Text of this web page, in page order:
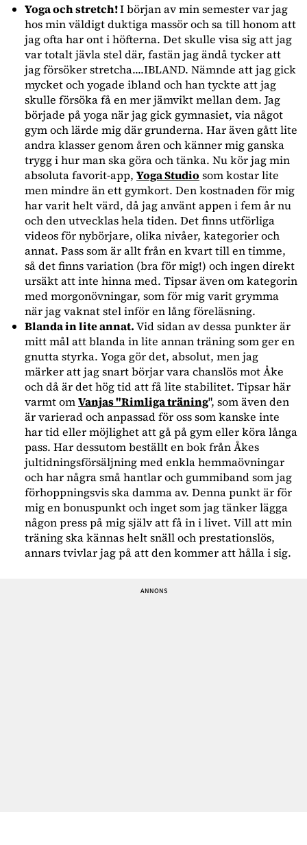
Yoga och stretch!I början av min semester var jag
hos min väldigt duktiga massör och sa till honom att
jag ofta har ont i höfterna. Det skulle visa sig att jag
var totalt jävla stel där, fastän jag ändå tycker att
jag försöker stretcha....IBLAND. Nämnde att jag gick
mycket och yogade ibland och han tyckte att jag
skulle försöka få en mer jämvikt mellan dem. Jag
började på yoga när jag gick gymnasiet, via något
gym och lärde mig där grunderna. Har även gått lite
andra klasser genom åren och känner mig ganska
trygg i hur man ska göra och tänka. Nu kör jag min
absoluta favorit-app, Yoga Studio som kostar lite
men mindre än ett gymkort. Den kostnaden för mig
har varit helt värd, då jag använt appen i fem år nu
och den utvecklas hela tiden. Det finns utförliga
videos för nybörjare, olika nivåer, kategorier och
annat. Pass som är allt från en kvart till en timme,
så det finns variation (bra för mig!) och ingen direkt
ursäkt att inte hinna med. Tipsar även om kategorin
med morgonövningar, som för mig varit grymma
när jag vaknat stel inför en lång föreläsning.
Blanda in lite annat.Vid sidan av dessa punkter är
mitt mål att blanda in lite annan träning som ger en
gnutta styrka. Yoga gör det, absolut, men jag
märker att jag snart börjar vara chanslös mot Åke
och då är det hög tid att få lite stabilitet. Tipsar här
varmt omVanjas "Rimliga träning", som även den
är varierad och anpassad för oss som kanske inte
har tid eller möjlighet att gå på gym eller köra långa
pass. Har dessutom beställt en bok från Åkes
jultidningsförsäljning med enkla hemmaövningar
och har några små hantlar och gummiband som jag
förhoppningsvis ska damma av. Denna punkt är för
mig en bonuspunkt och inget som jag tänker lägga
någon press på mig själv att få in i livet. Vill att min
träning ska kännas helt snäll och prestationslös,
annars tvivlar jag på att den kommer att hålla i sig.